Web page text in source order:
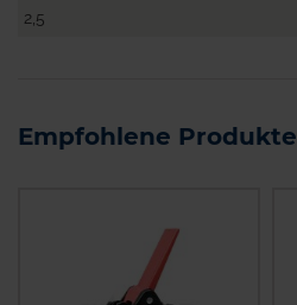
2,5
Empfohlene Produkte